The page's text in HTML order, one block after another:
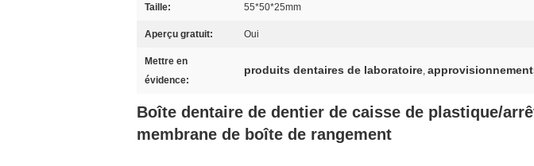
Taille: 55*50*25mm
Aperçu gratuit: Oui
Mettre en
évidence:
produits dentaires de laboratoire,
Boîte dentaire de dentier de caisse de plastique/
membrane de boîte de rangement